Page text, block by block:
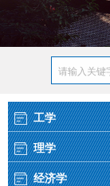
工学
理学
经济学